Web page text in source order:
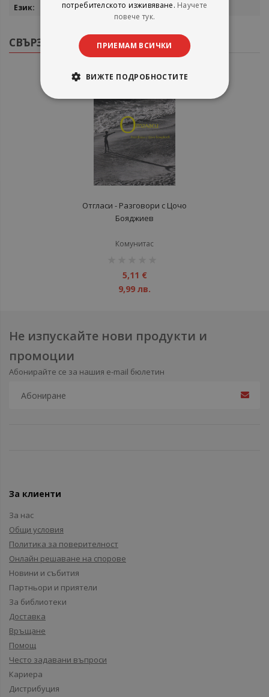
български
СВЪРЗАНИ ПРОДУКТИ
Отгласи - Разговори с Цочо
Бояджиев
Комунитас
5,11 €
9,99 лв.
Не изпускайте нови продукти и
промоции
Абонирайте се за нашия e-mail бюлетин
За клиенти
За нас
Общи условия
Политика за поверителност
Онлайн решаване на спорове
Новини и събития
Партньори и приятели
За библиотеки
Доставка
Връщане
Помощ
Често задавани въпроси
Кариера
Дистрибуция
потребителското изживяване. Научете
повече тук.
ПРИЕМАМ ВСИЧКИ
ВИЖТЕ ПОДРОБНОСТИТЕ